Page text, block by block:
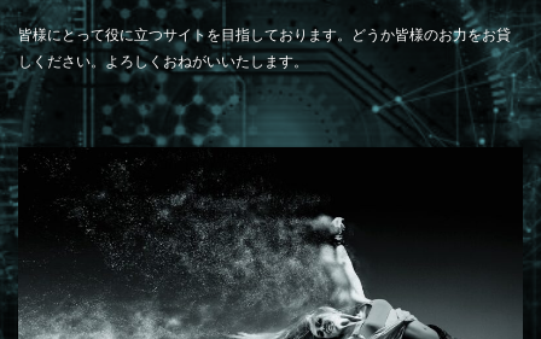
皆様にとって役に立つサイトを目指しております。どうか皆様のお力をお貸
しください。よろしくおねがいいたします。